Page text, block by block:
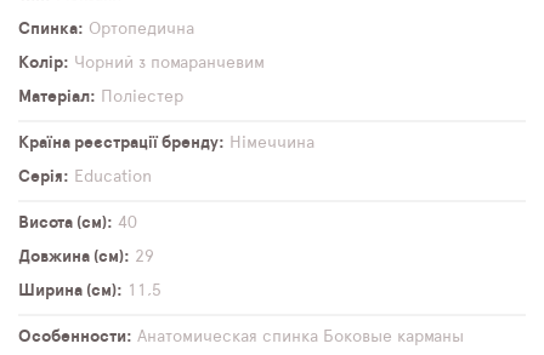
Спинка
Ортопедична
Колір
Чорний з помаранчевим
Матеріал
Поліестер
Країна реєстрації бренду
Німеччина
Серія
Education
Висота (см)
40
Довжина (см)
29
Ширина (см)
11,5
Особенности Анатомическая спинка Боковые карманы